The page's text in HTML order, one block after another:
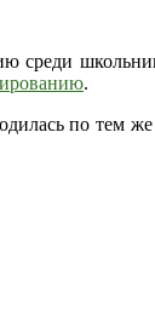
среди
.
по тем